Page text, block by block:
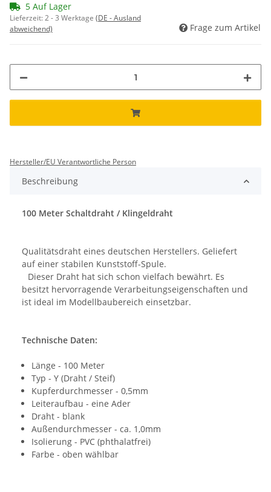
5 Auf Lager
Lieferzeit:2 - 3 Werktage (DE - Ausland
abweichend)
Frage zum Artikel
Hersteller/EU Verantwortliche Person
Beschreibung
100 Meter Schaltdraht / Klingeldraht
Qualitätsdraht eines deutschen Herstellers. Geliefert
auf einer stabilen Kunststoff-Spule.
Dieser Draht hat sich schon vielfach bewährt. Es
besitzt hervorragende Verarbeitungseigenschaften und
ist ideal im Modellbaubereich einsetzbar.
Technische Daten:
Länge - 100 Meter
Typ - Y (Draht / Steif)
Kupferdurchmesser - 0,5mm
Leiteraufbau - eine Ader
Draht - blank
Außendurchmesser - ca. 1,0mm
Isolierung - PVC (phthalatfrei)
Farbe - oben wählbar